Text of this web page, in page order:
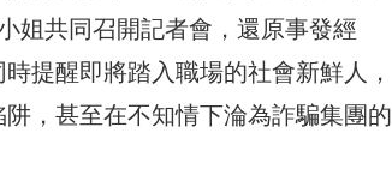
姐共同召開記者會，還原事發經
提醒即將踏入職場的社會新鮮人，
，甚至在不知情下淪為詐騙集團的